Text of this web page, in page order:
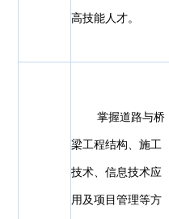
高技能人才。
掌握道路与桥
梁工程结构、施工
技术、信息技术应
用及项目管理等方